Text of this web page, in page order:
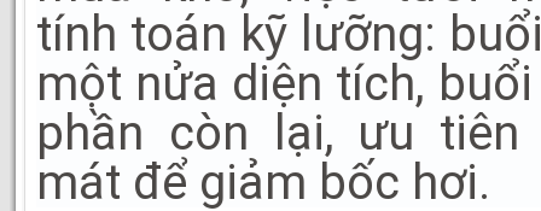
tính toán kỹ lưỡng:
một nửa diện tích,
phần còn lại, ưu
mát để giảm bốc hơi.